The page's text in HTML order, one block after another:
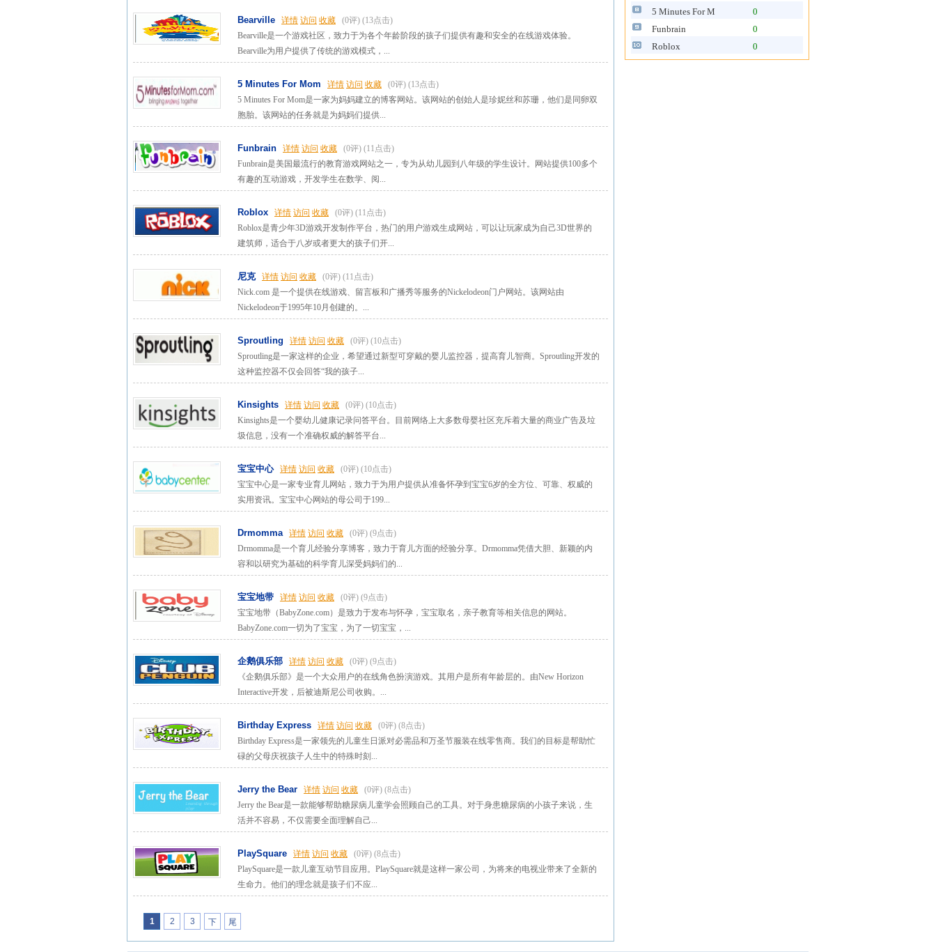
Bearville 详情 访问 收藏 (0评) (13点击)
Bearville是一个游戏社区，致力于为各个年龄阶段的孩子们提供有趣和安全的在线游戏体验。
Bearville为用户提供了传统的游戏模式，...
5 Minutes For Mom 详情 访问 收藏 (0评) (13点击)
5 Minutes For Mom是一家为妈妈建立的博客网站。该网站的创始人是珍妮丝和苏珊，他们是同卵双
胞胎。该网站的任务就是为妈妈们提供...
Funbrain 详情 访问 收藏 (0评) (11点击)
Funbrain是美国最流行的教育游戏网站之一，专为从幼儿园到八年级的学生设计。网站提供100多个
有趣的互动游戏，开发学生在数学、阅...
Roblox 详情 访问 收藏 (0评) (11点击)
Roblox是青少年3D游戏开发制作平台，热门的用户游戏生成网站，可以让玩家成为自己3D世界的
建筑师，适合于八岁或者更大的孩子们开...
尼克 详情 访问 收藏 (0评) (11点击)
Nick.com 是一个提供在线游戏、留言板和广播秀等服务的Nickelodeon门户网站。该网站由
Nickelodeon于1995年10月创建的。...
Sproutling 详情 访问 收藏 (0评) (10点击)
Sproutling是一家这样的企业，希望通过新型可穿戴的婴儿监控器，提高育儿智商。Sproutling开发的
这种监控器不仅会回答“我的孩子...
Kinsights 详情 访问 收藏 (0评) (10点击)
Kinsights是一个婴幼儿健康记录问答平台。目前网络上大多数母婴社区充斥着大量的商业广告及垃
圾信息，没有一个准确权威的解答平台...
宝宝中心 详情 访问 收藏 (0评) (10点击)
宝宝中心是一家专业育儿网站，致力于为用户提供从准备怀孕到宝宝6岁的全方位、可靠、权威的
实用资讯。宝宝中心网站的母公司于199...
Drmomma 详情 访问 收藏 (0评) (9点击)
Drmomma是一个育儿经验分享博客，致力于育儿方面的经验分享。Drmomma凭借大胆、新颖的内
容和以研究为基础的科学育儿深受妈妈们的...
宝宝地带 详情 访问 收藏 (0评) (9点击)
宝宝地带（BabyZone.com）是致力于发布与怀孕，宝宝取名，亲子教育等相关信息的网站。
BabyZone.com一切为了宝宝，为了一切宝宝，...
企鹅俱乐部 详情 访问 收藏 (0评) (9点击)
《企鹅俱乐部》是一个大众用户的在线角色扮演游戏。其用户是所有年龄层的。由New Horizon
Interactive开发，后被迪斯尼公司收购。...
Birthday Express 详情 访问 收藏 (0评) (8点击)
Birthday Express是一家领先的儿童生日派对必需品和万圣节服装在线零售商。我们的目标是帮助忙
碌的父母庆祝孩子人生中的特殊时刻...
Jerry the Bear 详情 访问 收藏 (0评) (8点击)
Jerry the Bear是一款能够帮助糖尿病儿童学会照顾自己的工具。对于身患糖尿病的小孩子来说，生
活并不容易，不仅需要全面理解自己...
PlaySquare 详情 访问 收藏 (0评) (8点击)
PlaySquare是一款儿童互动节目应用。PlaySquare就是这样一家公司，为将来的电视业带来了全新的
生命力。他们的理念就是孩子们不应...
1 2 3
下
尾
5 Minutes For M
0
Funbrain
0
Roblox
0